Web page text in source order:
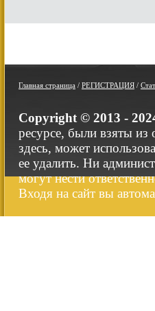
Главная страница / РЕГИСТРАЦИЯ /
Copyright © 2013 -
ресурсе, были взяты
здесь, может
ее удалить. Ни
могут нести
Входя на сайт вы